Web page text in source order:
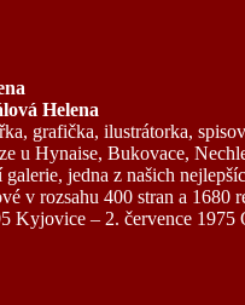
Helena
grafička, ilustrátorka,
u Hynaise, Bukovace,
galerie, jedna z našich
v rozsahu 400 stran a 1680
Kyjovice – 2. července 1975